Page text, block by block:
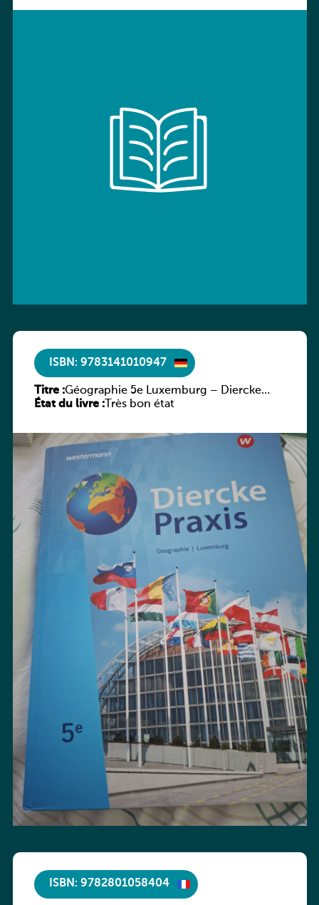
ISBN: 9783141010947
Titre :Géographie 5e Luxemburg – Diercke
Praxis
État du livre :Très bon état
ISBN: 9782801058404